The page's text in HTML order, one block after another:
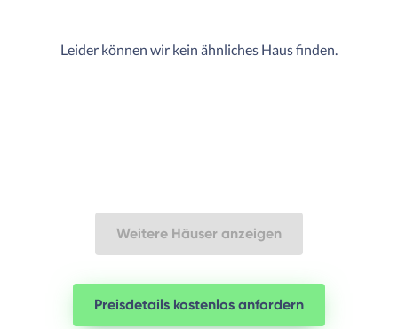
Leider können wir kein ähnliches Haus finden.
Weitere Häuser anzeigen
Preisdetails kostenlos anfordern